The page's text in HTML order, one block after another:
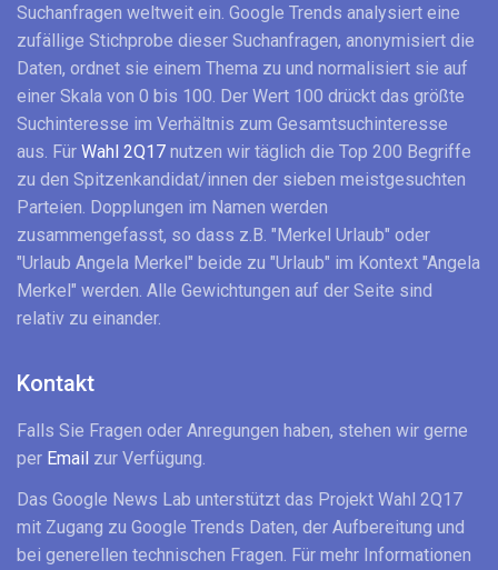
Suchanfragen weltweit ein. Google Trends analysiert eine
zufällige Stichprobe dieser Suchanfragen, anonymisiert die
Daten, ordnet sie einem Thema zu und normalisiert sie auf
einer Skala von 0 bis 100. Der Wert 100 drückt das größte
Suchinteresse im Verhältnis zum Gesamtsuchinteresse
aus. Für Wahl 2Q17 nutzen wir täglich die Top 200 Begriffe
zu den Spitzenkandidat/innen der sieben meistgesuchten
Parteien. Dopplungen im Namen werden
zusammengefasst, so dass z.B. "Merkel Urlaub" oder
"Urlaub Angela Merkel" beide zu "Urlaub" im Kontext "Angela
Merkel" werden. Alle Gewichtungen auf der Seite sind
relativ zu einander.
Kontakt
Falls Sie Fragen oder Anregungen haben, stehen wir gerne
per Email zur Verfügung.
Das Google News Lab unterstützt das Projekt Wahl 2Q17
mit Zugang zu Google Trends Daten, der Aufbereitung und
bei generellen technischen Fragen. Für mehr Informationen